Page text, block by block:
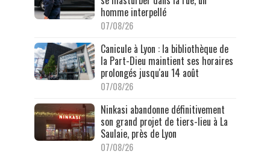
homme interpellé
07/08/26
Canicule à Lyon : la bibliothèque de
la Part-Dieu maintient ses horaires
prolongés jusqu'au 14 août
07/08/26
Ninkasi abandonne définitivement
son grand projet de tiers-lieu à La
Saulaie, près de Lyon
07/08/26